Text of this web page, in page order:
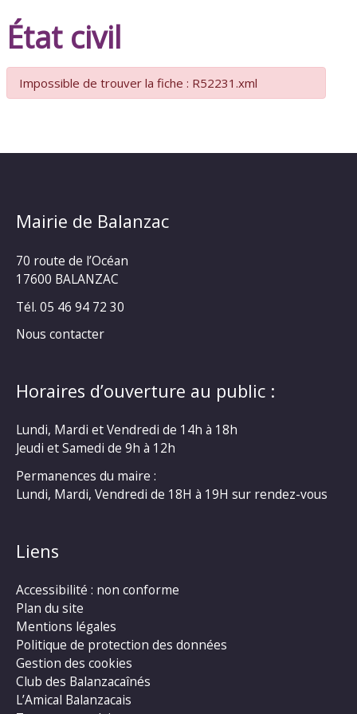
État civil
Impossible de trouver la fiche : R52231.xml
Mairie de Balanzac
70 route de l’Océan
17600 BALANZAC
Tél. 05 46 94 72 30
Nous contacter
Horaires d’ouverture au public :
Lundi, Mardi et Vendredi de 14h à 18h
Jeudi et Samedi de 9h à 12h
Permanences du maire :
Lundi, Mardi, Vendredi de 18H à 19H sur rendez-vous
Liens
Accessibilité : non conforme
Plan du site
Mentions légales
Politique de protection des données
Gestion des cookies
Club des Balanzacaînés
L’Amical Balanzacais